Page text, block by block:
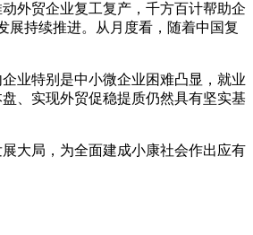
外贸企业复工复产，千方百计帮助企
展持续推进。从月度看，随着中国复
业特别是中小微企业困难凸显，就业
、实现外贸促稳提质仍然具有坚实基
大局，为全面建成小康社会作出应有